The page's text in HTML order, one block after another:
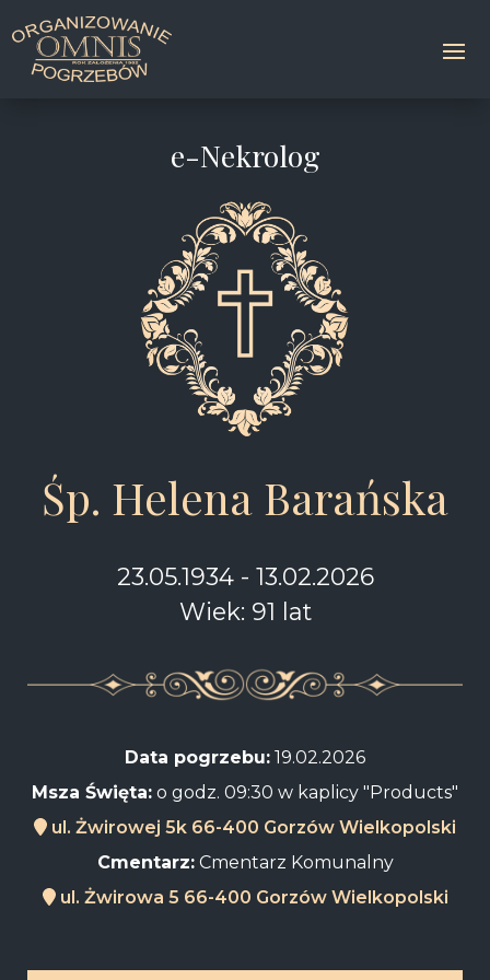
e-Nekrolog
Śp. Helena Barańska
23.05.1934 - 13.02.2026
Wiek: 91 lat
Data pogrzebu: 19.02.2026
Msza Święta: o godz. 09:30 w kaplicy "Products"
ul. Żwirowej 5k 66-400 Gorzów Wielkopolski
Cmentarz:Cmentarz Komunalny
ul. Żwirowa 5 66-400 Gorzów Wielkopolski